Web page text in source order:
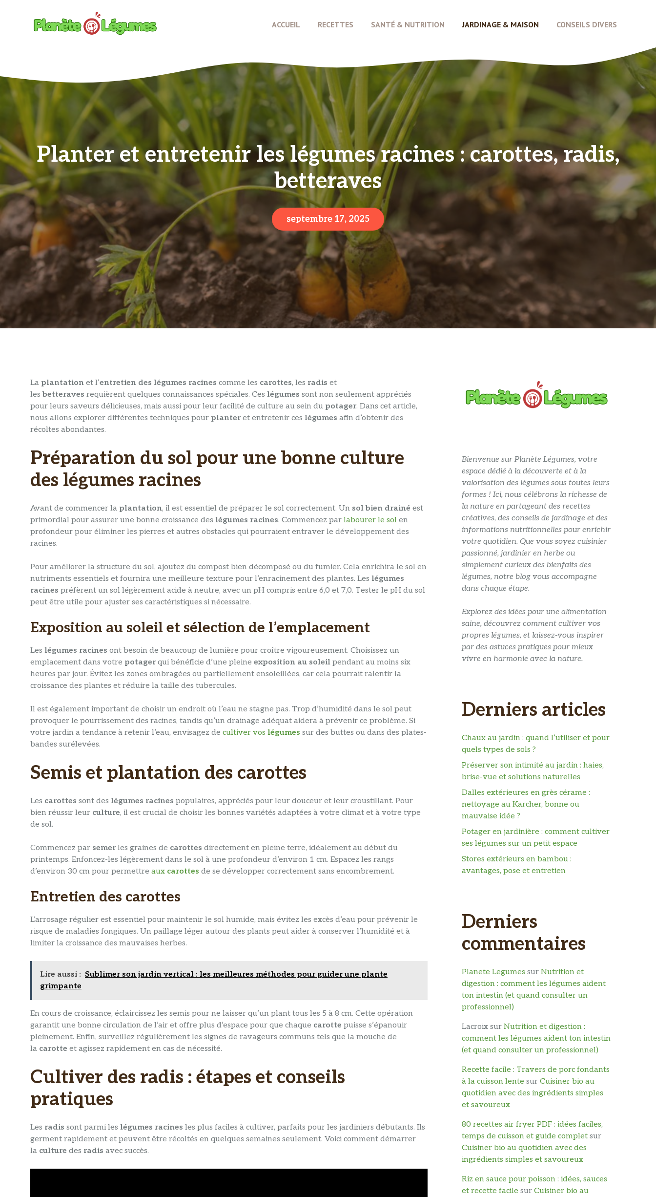
ACCUEIL RECETTES SANTÉ & NUTRITION JARDINAGE & MAISON CONSEILS DIVERS
Planter et entretenir les légumes racines : carottes, radis,
betteraves
septembre 17, 2025
La plantation et l’entretien des légumes racines comme les carottes, les radis et
lesbetteraves requièrent quelques connaissances spéciales. Ces légumes sont non seulement appréciés
pour leurs saveurs délicieuses, mais aussi pour leur facilité de culture au sein du potager. Dans cet article,
nous allons explorer différentes techniques pour planteret entretenir ces légumes afin d’obtenir des
récoltes abondantes.
Préparation du sol pour une bonne culture
des légumes racines
Avant de commencer la plantation, il est essentiel de préparer le sol correctement. Un sol bien drainé est
primordial pour assurer une bonne croissance des légumes racines. Commencez par labourer le sol en
profondeur pour éliminer les pierres et autres obstacles qui pourraient entraver le développement des
racines.
Pour améliorer la structure du sol, ajoutez du compost bien décomposé ou du fumier. Cela enrichira le sol en
nutriments essentiels et fournira une meilleure texture pour l’enracinement des plantes. Les légumes
racines préfèrent un sol légèrement acide à neutre, avec un pH compris entre 6,0 et 7,0. Tester le pH du sol
peut être utile pour ajuster ses caractéristiques si nécessaire.
Exposition au soleil et sélection de l’emplacement
Les légumes racines ont besoin de beaucoup de lumière pour croître vigoureusement. Choisissez un
emplacement dans votre potagerqui bénéficie d’une pleine exposition au soleil pendant au moins six
heures par jour. Évitez les zones ombragées ou partiellement ensoleillées, car cela pourrait ralentir la
croissance des plantes et réduire la taille des tubercules.
Il est également important de choisir un endroit où l’eau ne stagne pas. Trop d’humidité dans le sol peut
provoquer le pourrissement des racines, tandis qu’un drainage adéquat aidera à prévenir ce problème. Si
votre jardin a tendance à retenir l’eau, envisagez de cultiver vos légumes sur des buttes ou dans des plates-
bandes surélevées.
Semis et plantation des carottes
Les carottes sont des légumes racines populaires, appréciés pour leur douceur et leur croustillant. Pour
bien réussir leur culture, il est crucial de choisir les bonnes variétés adaptées à votre climat et à votre type
de sol.
Commencez par semerles graines de carottes directement en pleine terre, idéalement au début du
printemps. Enfoncez-les légèrement dans le sol à une profondeur d’environ 1 cm. Espacez les rangs
d’environ 30 cm pour permettre aux carottes de se développer correctement sans encombrement.
Entretien des carottes
L’arrosage régulier est essentiel pour maintenir le sol humide, mais évitez les excès d’eau pour prévenir le
risque de maladies fongiques. Un paillage léger autour des plants peut aider à conserver l’humidité et à
limiter la croissance des mauvaises herbes.
Lire aussi : Sublimer son jardin vertical : les meilleures méthodes pour guider une plante
grimpante
En cours de croissance, éclaircissez les semis pour ne laisser qu’un plant tous les 5 à 8 cm. Cette opération
garantit une bonne circulation de l’air et offre plus d’espace pour que chaque carotte puisse s’épanouir
pleinement. Enfin, surveillez régulièrement les signes de ravageurs communs tels que la mouche de
la carotte et agissez rapidement en cas de nécessité.
Cultiver des radis : étapes et conseils
pratiques
Les radis sont parmi les légumes racines les plus faciles à cultiver, parfaits pour les jardiniers débutants. Ils
germent rapidement et peuvent être récoltés en quelques semaines seulement. Voici comment démarrer
la culture des radis avec succès.
Bienvenue sur Planète Légumes, votre
espace dédié à la découverte et à la
valorisation des légumes sous toutes leurs
formes ! Ici, nous célébrons la richesse de
la nature en partageant des recettes
créatives, des conseils de jardinage et des
informations nutritionnelles pour enrichir
votre quotidien. Que vous soyez cuisinier
passionné, jardinier en herbe ou
simplement curieux des bienfaits des
légumes, notre blog vous accompagne
dans chaque étape.
Explorez des idées pour une alimentation
saine, découvrez comment cultiver vos
propres légumes, et laissez-vous inspirer
par des astuces pratiques pour mieux
vivre en harmonie avec la nature.
Derniers articles
Chaux au jardin : quand l’utiliser et pour
quels types de sols ?
Préserver son intimité au jardin : haies,
brise-vue et solutions naturelles
Dalles extérieures en grès cérame :
nettoyage au Karcher, bonne ou
mauvaise idée ?
Potager en jardinière : comment cultiver
ses légumes sur un petit espace
Stores extérieurs en bambou :
avantages, pose et entretien
Derniers
commentaires
Planete Legumes sur Nutrition et
digestion : comment les légumes aident
ton intestin (et quand consulter un
professionnel)
Lacroix sur Nutrition et digestion :
comment les légumes aident ton intestin
(et quand consulter un professionnel)
Recette facile : Travers de porc fondants
à la cuisson lente sur Cuisiner bio au
quotidien avec des ingrédients simples
et savoureux
80 recettes air fryer PDF : idées faciles,
temps de cuisson et guide complet sur
Cuisiner bio au quotidien avec des
ingrédients simples et savoureux
Riz en sauce pour poisson : idées, sauces
et recette facile sur Cuisiner bio au